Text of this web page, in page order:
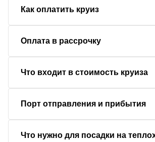
Как оплатить круиз
Оплата в рассрочку
Что входит в стоимость круиза
Порт отправления и прибытия
Что нужно для посадки на